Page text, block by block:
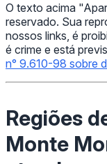
O texto acima
reservado. Sua
nossos links, é
é crime e está
n° 9.610-98 sobre
Regiões
Monte